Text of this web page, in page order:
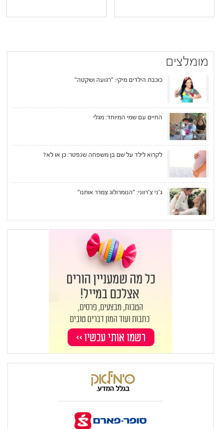
מומלצים
כוכבת הילדים מיקי: "רגועה ושקטה"
החיים עם שמי המיוחד: מגלי
לקרוא לילד על שם בן משפחה שנפטר: כן או לא?
ג'ני צ'רווני: "הנומרולוג צמרר אותנו"